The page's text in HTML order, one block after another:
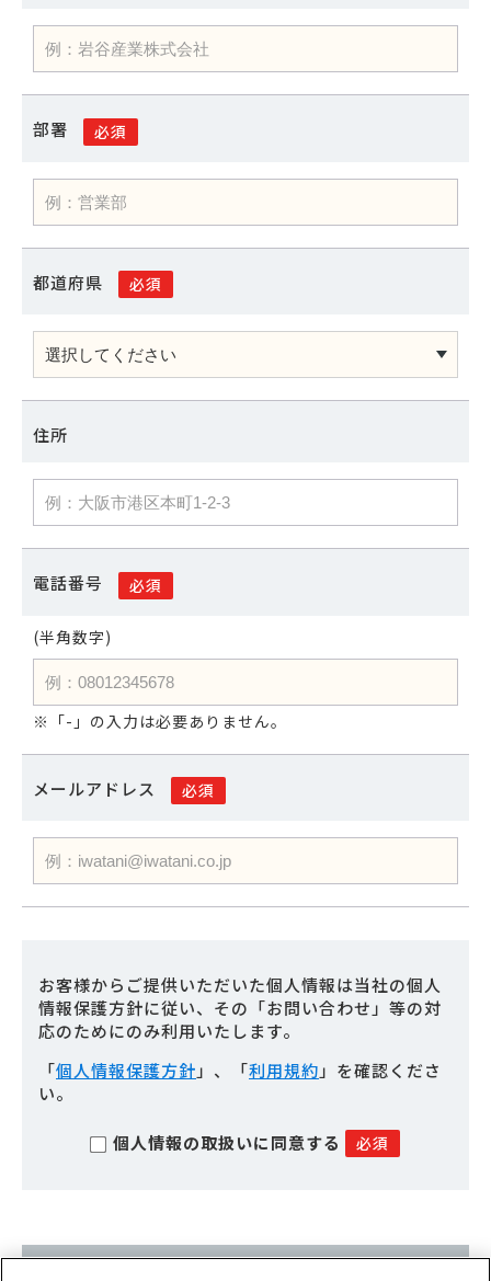
部署 必須
都道府県 必須
住所
電話番号 必須
(半角数字)
※「-」の入力は必要ありません。
メールアドレス 必須
お客様からご提供いただいた個人情報は当社の個人
情報保護方針に従い、 その「お問い合わせ」等の対
応のためにのみ利用いたします。
「個人情報保護方針 」、「利用規約 」を確認くださ
い。
個人情報の取扱いに同意する 必須